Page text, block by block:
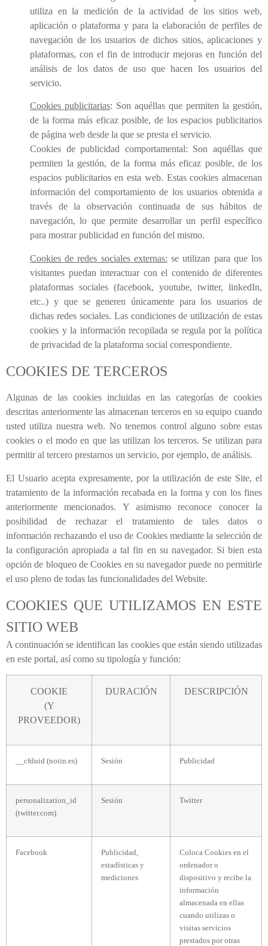
utiliza en la medición de la actividad de los sitios web,
aplicación o plataforma y para la elaboración de perfiles de
navegación de los usuarios de dichos sitios, aplicaciones y
plataformas, con el fin de introducir mejoras en función del
análisis de los datos de uso que hacen los usuarios del
servicio.
Cookies publicitarias: Son aquéllas que permiten la gestión,
de la forma más eficaz posible, de los espacios publicitarios
de página web desde la que se presta el servicio.
Cookies de publicidad comportamental: Son aquéllas que
permiten la gestión, de la forma más eficaz posible, de los
espacios publicitarios en esta web. Estas cookies almacenan
información del comportamiento de los usuarios obtenida a
través de la observación continuada de sus hábitos de
navegación, lo que permite desarrollar un perfil específico
para mostrar publicidad en función del mismo.
Cookies de redes sociales externas: se utilizan para que los
visitantes puedan interactuar con el contenido de diferentes
plataformas sociales (facebook, youtube, twitter, linkedIn,
etc..) y que se generen únicamente para los usuarios de
dichas redes sociales. Las condiciones de utilización de estas
cookies y la información recopilada se regula por la política
de privacidad de la plataforma social correspondiente.
COOKIES DE TERCEROS
Algunas de las cookies incluidas en las categorías de cookies
descritas anteriormente las almacenan terceros en su equipo cuando
usted utiliza nuestra web. No tenemos control alguno sobre estas
cookies o el modo en que las utilizan los terceros. Se utilizan para
permitir al tercero prestarnos un servicio, por ejemplo, de análisis.
El Usuario acepta expresamente, por la utilización de este Site, el
tratamiento de la información recabada en la forma y con los fines
anteriormente mencionados. Y asimismo reconoce conocer la
posibilidad de rechazar el tratamiento de tales datos o
información rechazando el uso de Cookies mediante la selección de
la configuración apropiada a tal fin en su navegador. Si bien esta
opción de bloqueo de Cookies en su navegador puede no permitirle
el uso pleno de todas las funcionalidades del Website.
COOKIES QUE UTILIZAMOS EN ESTE
SITIO WEB
A continuación se identifican las cookies que están siendo utilizadas
en este portal, así como su tipología y función:
COOKIE
(Y
PROVEEDOR)
DURACIÓN DESCRIPCIÓN
__cfduid (notin.es) Sesión Publicidad
personalization_id
(twitter.com)
Sesión Twitter
Facebook
Publicidad,
estadísticas y
mediciones
Coloca Cookies en el
ordenador o
dispositivo y recibe la
información
almacenada en ellas
cuando utilizas o
visitas servicios
prestados por otras